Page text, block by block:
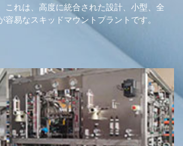
これは、高度に統合された設計、小型、全
容易なスキッドマウントプラントです。